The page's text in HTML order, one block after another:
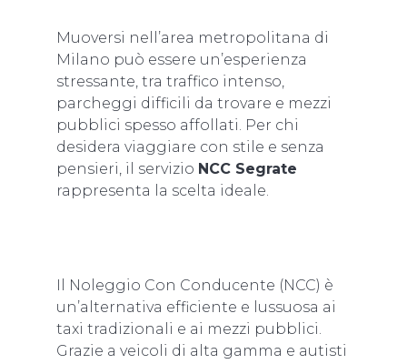
Muoversi nell’area metropolitana di
Milano può essere un’esperienza
stressante, tra traffico intenso,
parcheggi difficili da trovare e mezzi
pubblici spesso affollati. Per chi
desidera viaggiare con stile e senza
pensieri, il servizio NCC Segrate
rappresenta la scelta ideale.
Il Noleggio Con Conducente (NCC) è
un’alternativa efficiente e lussuosa ai
taxi tradizionali e ai mezzi pubblici.
Grazie a veicoli di alta gamma e autisti